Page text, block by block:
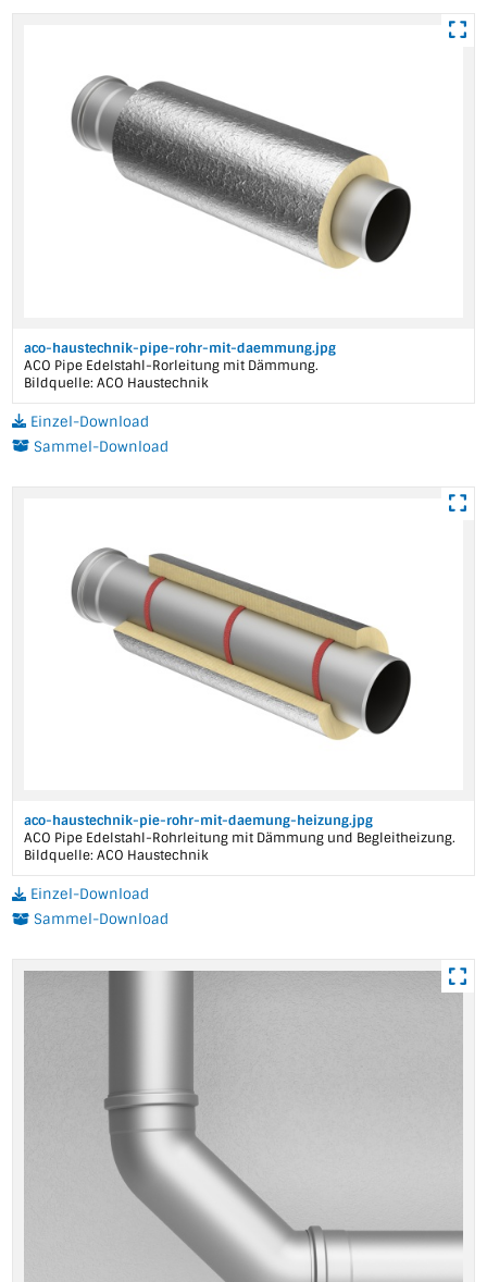
aco-haustechnik-pipe-rohr-mit-daemmung.jpg
ACO Pipe Edelstahl-Rorleitung mit Dämmung.
Bildquelle: ACO Haustechnik
Einzel-Download
Sammel-Download
aco-haustechnik-pie-rohr-mit-daemung-heizung.jpg
ACO Pipe Edelstahl-Rohrleitung mit Dämmung und Begleitheizung.
Bildquelle: ACO Haustechnik
Einzel-Download
Sammel-Download